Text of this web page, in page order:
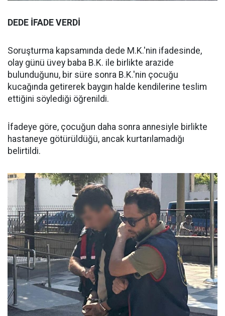
DEDE İFADE VERDİ
Soruşturma kapsamında dede M.K.'nin ifadesinde,
olay günü üvey baba B.K. ile birlikte arazide
bulunduğunu, bir süre sonra B.K.'nin çocuğu
kucağında getirerek baygın halde kendilerine teslim
ettiğini söylediği öğrenildi.
İfadeye göre, çocuğun daha sonra annesiyle birlikte
hastaneye götürüldüğü, ancak kurtarılamadığı
belirtildi.